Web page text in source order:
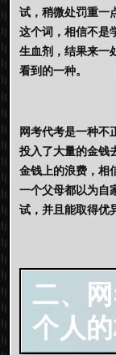
试，稍微处罚重一
这个词，相信不是
生血剂，结果来一
看到的一种。
网考代考是一种不
投入了大量的金钱
金钱上的浪费，相
一个父母都以为自
试，并且能取得优
二、
个人